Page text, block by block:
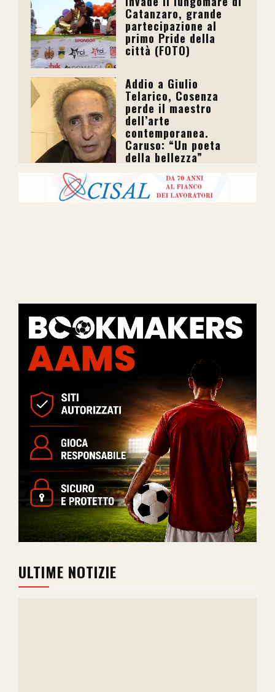
Catanzaro, grande
partecipazione al
primo Pride della
città (FOTO)
Addio a Giulio
Telarico, Cosenza
perde il maestro
dell’arte
contemporanea.
Caruso: “Un poeta
della bellezza”
ULTIME NOTIZIE